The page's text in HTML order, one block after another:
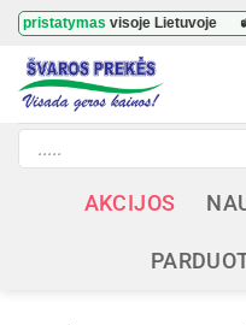
Skip
content
visoje Lietuvoje 🚛
Products
search
AKCIJOS